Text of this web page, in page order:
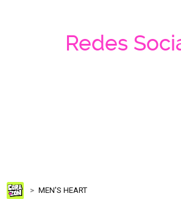
Redes
MEN'S HEART